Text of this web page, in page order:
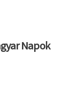
Napok